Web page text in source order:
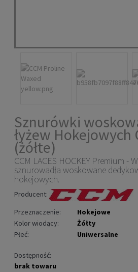
Sznurówki
łyżew Hokejowych
(żółte)
CCM LACES HOCKEY Premium -
sznurowadła woskowane
hokejowych.
Producent:
Przeznaczenie:
Hokejowe
Kolor wiodący:
Żółty
Płeć:
Uniwersalne
Dostępność:
brak towaru